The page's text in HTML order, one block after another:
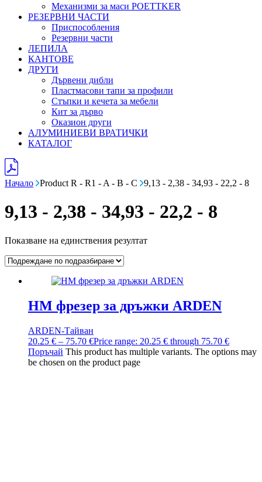
Механизми за маси POETTKER
РЕЗЕРВНИ ЧАСТИ
Приспособления
Резервни части
ЛЕПИЛА
КАНТОВЕ
ДРУГИ
Дървени дибли
Пластмасови тапи за профили
Стъпки и кечета за мебели
Кит за дърво
Оказион други
АЛУМИНИЕВИ ВРАТИЧКИ
КАТАЛОГ
Начало Product R - R1 - A - B - C 9,13 - 2,38 - 34,93 - 22,2 - 8
9,13 - 2,38 - 34,93 - 22,2 - 8
Показване на единствения резултат
HM фрезер за дръжки ARDEN
ARDEN-Тайван
20.25 € – 75.70 €Price range: 20.25 € through 75.70 €
Поръчай This product has multiple variants. The options may
be chosen on the product page